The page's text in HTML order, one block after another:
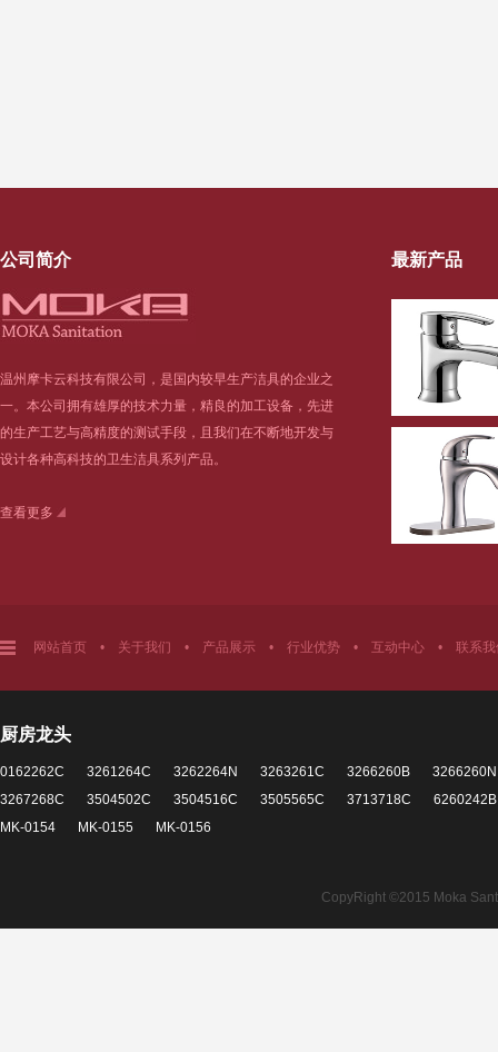
公司简介
温州摩卡云科技有限公司，是国内较早生产洁具的企业之
一。本公司拥有雄厚的技术力量，精良的加工设备，先进
的生产工艺与高精度的测试手段，且我们在不断地开发与
设计各种高科技的卫生洁具系列产品。
查看更多
最新产品
网站首页 • 关于我们 • 产品展示 • 行业优势 • 互动中心 • 联系
厨房龙头
0162262C 3261264C 3262264N 3263261C 3266260B
3266260N
3267268C
3504502C 3504516C 3505565C 3713718C
6260242B
MK-0154
MK-0155 MK-0156
CopyRight ©2015 Moka